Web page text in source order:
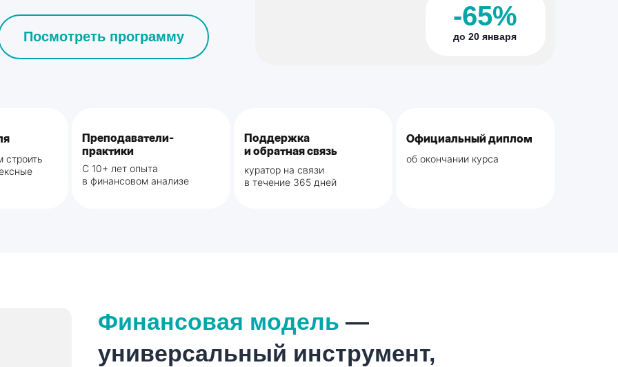
Посмотреть программу
-65%
до 20 января
строить
Преподаватели-
практики
С 10+ лет опыта
в финансовом анализе
Поддержка
и обратная связь
куратор на связи
в течение 365 дней
Официальный диплом
об окончании курса
Финансовая модель —
универсальный инструмент,